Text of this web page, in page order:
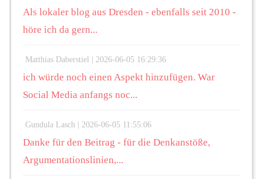
Als lokaler blog aus Dresden - ebenfalls seit 2010 -
höre ich da gern...
Matthias Daberstiel | 2026-06-05 16:29:36
ich würde noch einen Aspekt hinzufügen. War
Social Media anfangs noc...
Gundula Lasch | 2026-06-05 11:55:06
Danke für den Beitrag - für die Denkanstöße,
Argumentationslinien,...